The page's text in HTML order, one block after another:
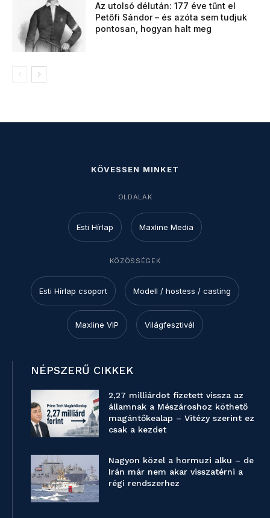
Az utolsó délután: 177 éve tűnt el
Petőfi Sándor – és azóta sem tudjuk
pontosan, hogyan halt meg
KÖVESSEN MINKET
OLDALAK
Esti Hírlap Maxline Media
KÖZÖSSÉGEK
Esti Hírlap csoport Modell / hostess / casting
Maxline VIP Világfesztivál
NÉPSZERŰ CIKKEK
2,27 milliárdot fizetett vissza az
államnak a Mészároshoz köthető
magántőkealap – Vitézy szerint ez
csak a kezdet
Nagyon közel a hormuzi alku – de
Irán már nem akar visszatérni a
régi rendszerhez